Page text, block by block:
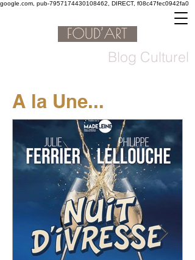
google.com, pub-7957174430108462, DIRECT, f08c47fec0942fa0
Blog Culturel
A la Une...